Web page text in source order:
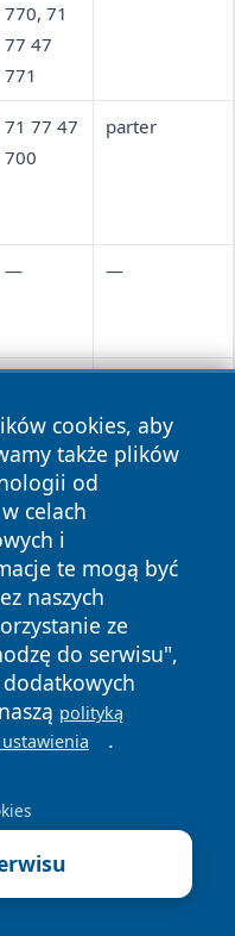
770, 71
77 47
771
71 77 47
700
parter
— —
845
(SMS)
—
—
I piętro,
—
pok. 201,
231, 232, 316
—
informacyjny,
cookies, aby
także plików
od
celach
i
te mogą być
naszych
ze
do serwisu",
polityką
.